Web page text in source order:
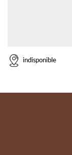
indisponible